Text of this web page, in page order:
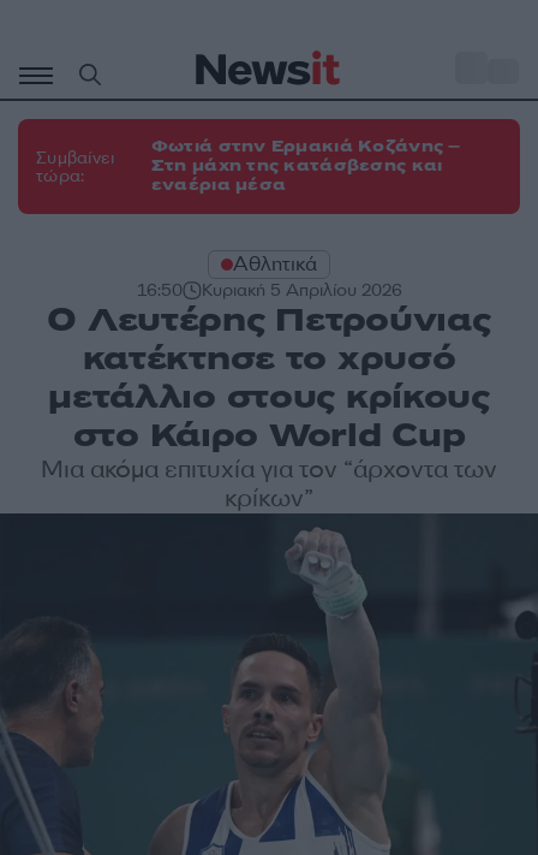
περιεχόμενο
Συμβαίνει
τώρα:
Φωτιά στην Ερμακιά Κοζάνης –
Στη μάχη της κατάσβεσης και
εναέρια μέσα
Αθλητικά
16:50 Κυριακή 5 Απριλίου 2026
Ο Λευτέρης Πετρούνιας
κατέκτησε το χρυσό
μετάλλιο στους κρίκους
στο Κάιρο World Cup
Μια ακόμα επιτυχία για τον “άρχοντα των
κρίκων”